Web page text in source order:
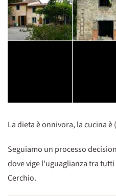
La dieta è onnivora, la cucina è
Seguiamo un processo
dove vige l'uguaglianza tra
Cerchio.